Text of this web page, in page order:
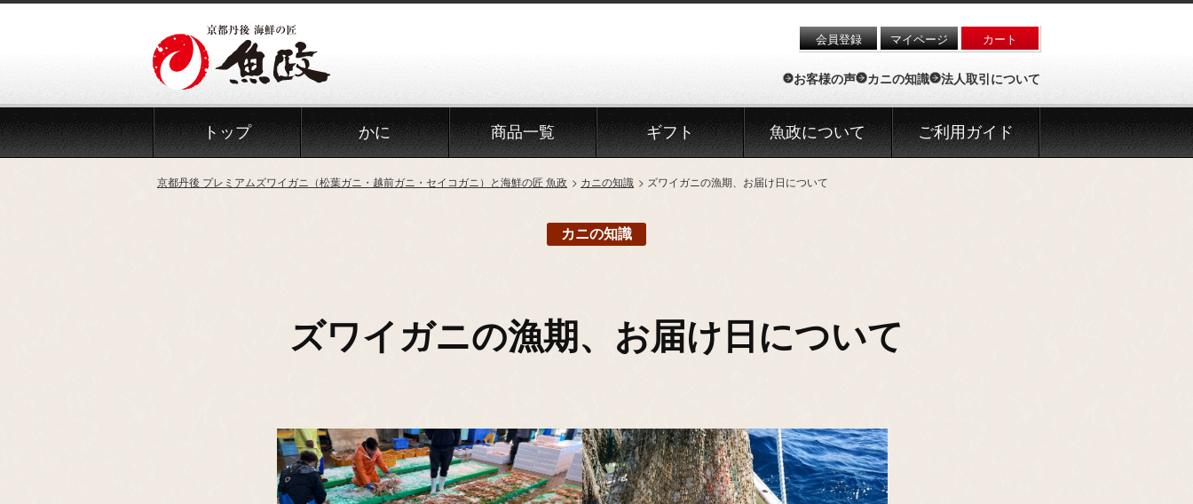
Skip
会員登録 マイページ カート
お客様の声 カニの知識 法人取引について
トップ かに 商品一覧 ギフト 魚政について ご利用ガイド
京都丹後 プレミアムズワイガニ（松葉ガニ・越前ガニ・セイコガニ）と海鮮の匠 魚政 カニの知識 ズワイガニの漁期、お届け日について
カニの知識
ズワイガニの漁期、お届け日について